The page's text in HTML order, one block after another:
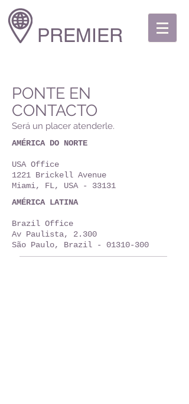
PREMIER
PONTE EN
CONTACTO
Será un placer atenderle.
AMÉRICA DO NORTE
USA Office
1221 Brickell Avenue
Miami, FL, USA - 33131
AMÉRICA LATINA
Brazil Office
Av Paulista, 2.300
São Paulo, Brazil - 01310-300